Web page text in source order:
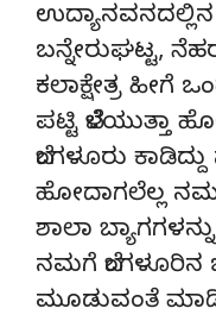
ಬನ್ನೇರುಘಟ್ಟ,
ಕಲಾಕ್ಷೇತ್ರ ಹೀಗೆ
ಪಟ್ಟಿ ಬೆಳೆಯುತ್ತಾ
ಬೆಂಗಳೂರು
ಹೋದಾಗಲೆಲ್ಲ
ಶಾಲಾ
ನಮಗೆ ಬೆಂಗಳೂರಿನ
ಮೂಡುವಂತೆ